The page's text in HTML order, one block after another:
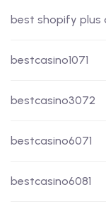
best shopify plus
bestcasino1071
bestcasino3072
bestcasino6071
bestcasino6081